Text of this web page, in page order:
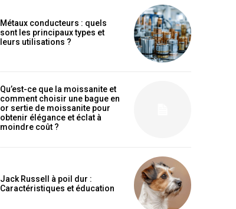
Métaux conducteurs : quels
sont les principaux types et
leurs utilisations ?
Qu’est-ce que la moissanite et
comment choisir une bague en
or sertie de moissanite pour
obtenir élégance et éclat à
moindre coût ?
Jack Russell à poil dur :
Caractéristiques et éducation